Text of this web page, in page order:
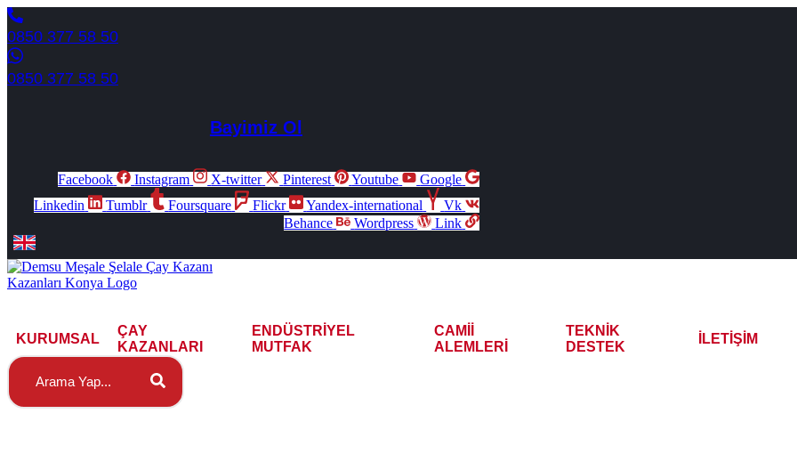
0850 377 58 50
0850 377 58 50
Bayimiz Ol
Facebook Instagram X-twitter Pinterest Youtube
Google
Linkedin
Tumblr Foursquare Flickr Yandex-international
Vk
Behance
Wordpress Link
KURUMSAL
ÇAY
KAZANLARI
ENDÜSTRIYEL
MUTFAK
CAMII
ALEMLERI
TEKNIK
DESTEK
İLETIŞIM
Search